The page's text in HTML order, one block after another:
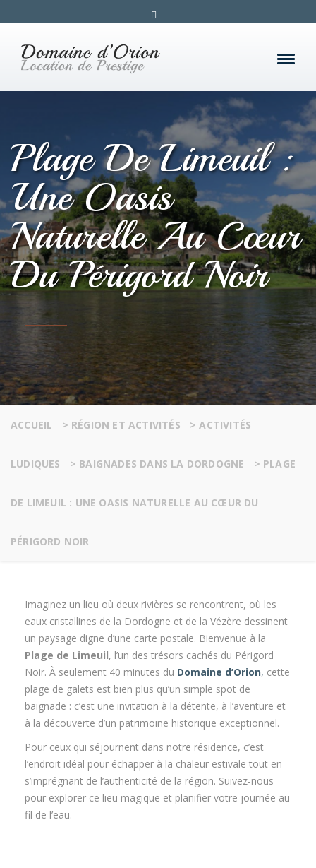
Plage De Limeuil :
Une Oasis
Naturelle Au Cœur
Du Périgord Noir
ACCUEIL > RÉGION ET ACTIVITÉS >ACTIVITÉS
LUDIQUES > BAIGNADES DANS LA DORDOGNE > PLAGE
DE LIMEUIL : UNE OASIS NATURELLE AU CŒUR DU
PÉRIGORD NOIR
Imaginez un lieu où deux rivières se rencontrent, où les
eaux cristallines de la Dordogne et de la Vézère dessinent
un paysage digne d’une carte postale. Bienvenue à la
Plage de Limeuil, l’un des trésors cachés du Périgord
Noir. À seulement 40 minutes du Domaine d’Orion, cette
plage de galets est bien plus qu’un simple spot de
baignade : c’est une invitation à la détente, à l’aventure et
à la découverte d’un patrimoine historique exceptionnel.
Pour ceux qui séjournent dans notre résidence, c’est
l’endroit idéal pour échapper à la chaleur estivale tout en
s’imprégnant de l’authenticité de la région. Suivez-nous
pour explorer ce lieu magique et planifier votre journée au
fil de l’eau.